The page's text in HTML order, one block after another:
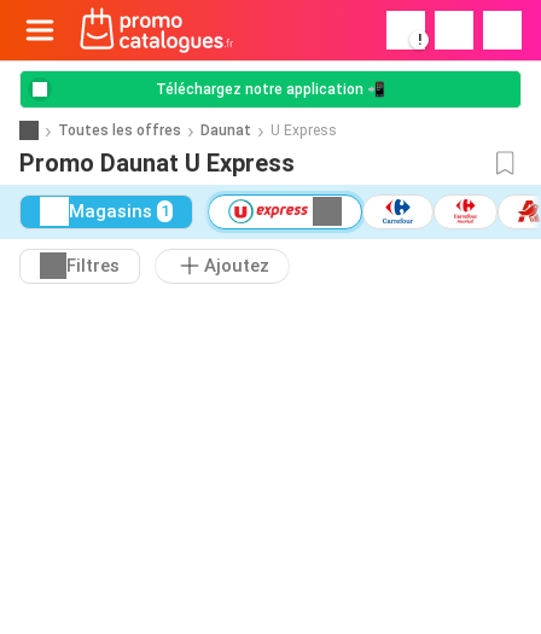
!
Téléchargez notre application 📲
Toutes les offres Daunat U Express
Promo Daunat U Express
Magasins 1
Filtres Ajoutez